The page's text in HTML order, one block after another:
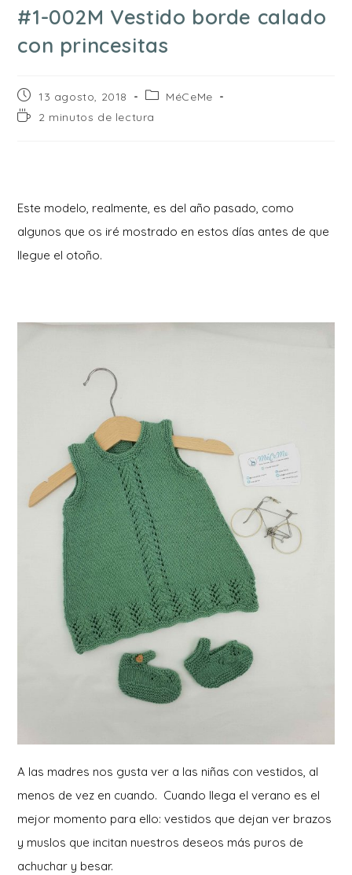
#1-002M Vestido borde calado
con princesitas
Publicación
de
la
13 agosto, 2018
Categoría
la
MéCeMe
Tiempo2 minutos de lectura
Este modelo, realmente, es del año pasado, como
algunos que os iré mostrado en estos días antes de que
llegue el otoño.
A las madres nos gusta ver a las niñas con vestidos, al
menos de vez en cuando. Cuando llega el verano es el
mejor momento para ello: vestidos que dejan ver brazos
y muslos que incitan nuestros deseos más puros de
achuchar y besar.